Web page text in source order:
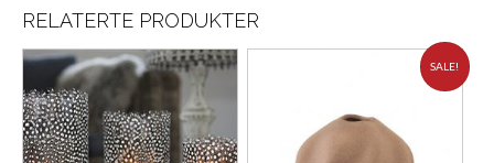
RELATERTE PRODUKTER
SALE!